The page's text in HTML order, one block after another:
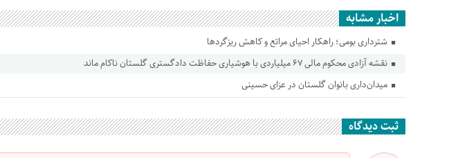
اخبار مشابه
شترداری بومی؛ راهکار احیای مراتع و کاهش ریزگردها
نقشه آزادی محکوم مالی ۶۷ میلیاردی با هوشیاری حفاظت دادگستری گلستان ناکام ماند
میدان‌داری بانوان گلستان در عزای حسینی
ثبت دیدگاه